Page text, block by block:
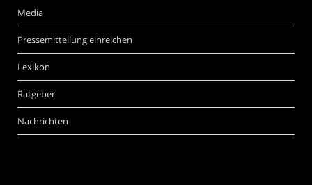
Media
Pressemitteilung einreichen
Lexikon
Ratgeber
Nachrichten